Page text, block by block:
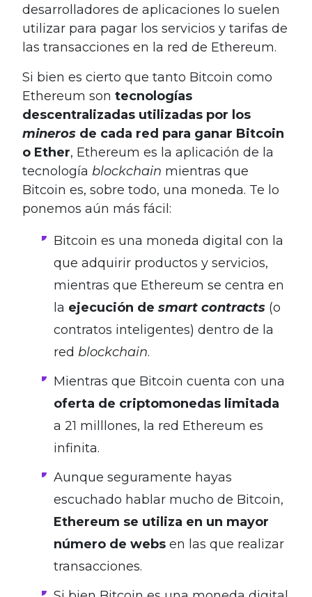
desarrolladores de aplicaciones lo suelen
utilizar para pagar los servicios y tarifas de
las transacciones en la red de Ethereum.
Si bien es cierto que tanto Bitcoin como
Ethereum son tecnologías
descentralizadas utilizadas por los
mineros de cada red para ganar Bitcoin
o Ether, Ethereum es la aplicación de la
tecnología blockchain mientras que
Bitcoin es, sobre todo, una moneda. Te lo
ponemos aún más fácil:
Bitcoin es una moneda digital con la
que adquirir productos y servicios,
mientras que Ethereum se centra en
la ejecución de smart contracts (o
contratos inteligentes) dentro de la
red blockchain.
Mientras que Bitcoin cuenta con una
oferta de criptomonedas limitada
a 21 milllones, la red Ethereum es
infinita.
Aunque seguramente hayas
escuchado hablar mucho de Bitcoin,
Ethereum se utiliza en un mayor
número de webs en las que realizar
transacciones.